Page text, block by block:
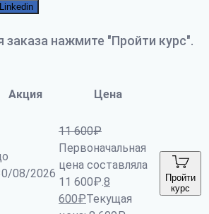
Linkedin
нажмите "Пройти курс".
Акция Цена
08/2026
11 600₽
Первоначальная
цена составляла
11 600₽.8
600₽Текущая
Пройти
курс